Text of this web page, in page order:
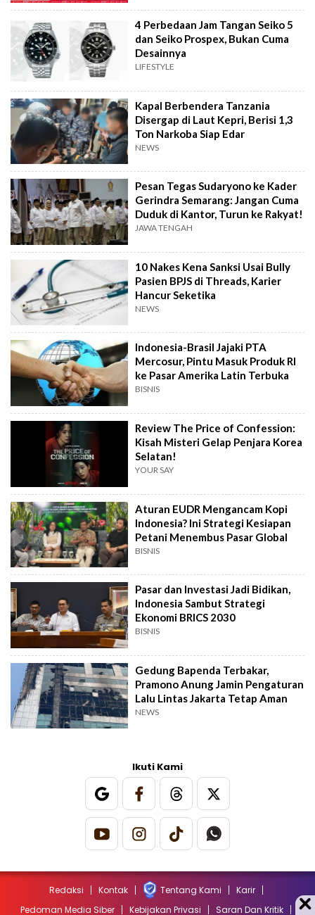
4 Perbedaan Jam Tangan Seiko 5
dan Seiko Prospex, Bukan Cuma
Desainnya
LIFESTYLE
Kapal Berbendera Tanzania
Disergap di Laut Kepri, Berisi 1,3
Ton Narkoba Siap Edar
NEWS
Pesan Tegas Sudaryono ke Kader
Gerindra Semarang: Jangan Cuma
Duduk di Kantor, Turun ke Rakyat!
JAWA TENGAH
10 Nakes Kena Sanksi Usai Bully
Pasien BPJS di Threads, Karier
Hancur Seketika
NEWS
Indonesia-Brasil Jajaki PTA
Mercosur, Pintu Masuk Produk RI
ke Pasar Amerika Latin Terbuka
BISNIS
Review The Price of Confession:
Kisah Misteri Gelap Penjara Korea
Selatan!
YOUR SAY
Aturan EUDR Mengancam Kopi
Indonesia? Ini Strategi Kesiapan
Petani Menembus Pasar Global
BISNIS
Pasar dan Investasi Jadi Bidikan,
Indonesia Sambut Strategi
Ekonomi BRICS 2030
BISNIS
Gedung Bapenda Terbakar,
Pramono Anung Jamin Pengaturan
Lalu Lintas Jakarta Tetap Aman
NEWS
Ikuti Kami
Redaksi Kontak Tentang Kami
Karir
Pedoman Media Siber
Kebijakan Privasi Saran Dan Kritik